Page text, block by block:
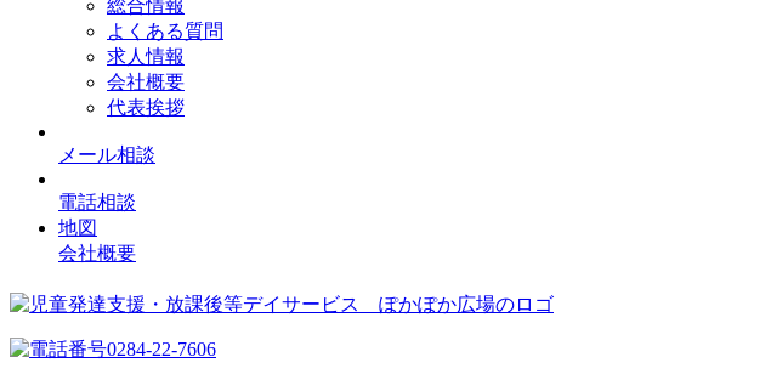
総合情報
よくある質問
求人情報
会社概要
代表挨拶
メール相談
電話相談
地図
会社概要